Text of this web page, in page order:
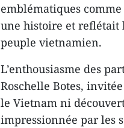
emblématiques
une histoire et reflétait
peuple vietnamien.
L’enthousiasme des
Roschelle Botes,
le Vietnam ni
impressionnée par les